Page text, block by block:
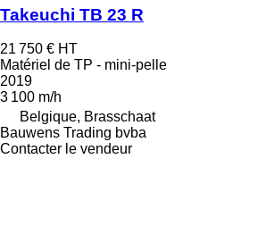
Takeuchi TB 23 R
21 750 € HT
Matériel de TP - mini-pelle
2019
3 100 m/h
Belgique, Brasschaat
Bauwens Trading bvba
Contacter le vendeur